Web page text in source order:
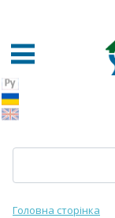
Головна сторінка